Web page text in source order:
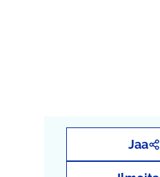
Jaa